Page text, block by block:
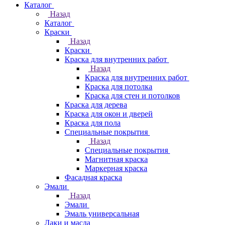
Каталог
Назад
Каталог
Краски
Назад
Краски
Краска для внутренних работ
Назад
Краска для внутренних работ
Краска для потолка
Краска для стен и потолков
Краска для дерева
Краска для окон и дверей
Краска для пола
Специальные покрытия
Назад
Специальные покрытия
Магнитная краска
Маркерная краска
Фасадная краска
Эмали
Назад
Эмали
Эмаль универсальная
Лаки и масла